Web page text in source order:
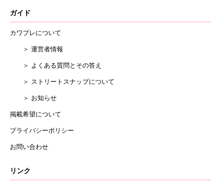
ガイド
カワプレについて
＞ 運営者情報
＞ よくある質問とその答え
＞ ストリートスナップについて
＞ お知らせ
掲載希望について
プライバシーポリシー
お問い合わせ
リンク